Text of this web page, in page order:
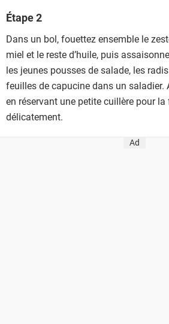
Étape 2
Dans un bol, fouettez ensemble le
miel et le reste d’huile, puis
les jeunes pousses de salade, les
feuilles de capucine dans un saladier.
en réservant une petite cuillère pour
délicatement.
Ad